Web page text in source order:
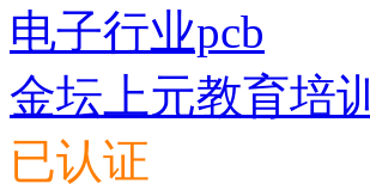
电子行业pcb
金坛上元教育培训
已认证